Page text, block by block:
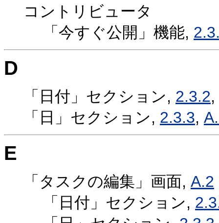
コントリビュータ
「今すぐ公開」機能,
D
「日付」セクション, 2.3.2,
「日」セクション, 2.3.3,
E
「タスクの編集」画面, A.2
「日付」セクション,